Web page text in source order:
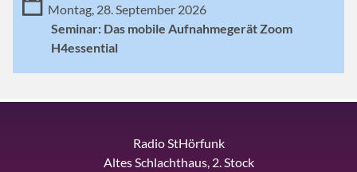
Montag, 28. September 2026
Seminar: Das mobile Aufnahmegerät Zoom
H4essential
Radio StHörfunk
Altes Schlachthaus, 2. Stock